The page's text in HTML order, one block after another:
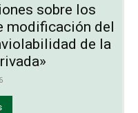
sobre los
modificación del
de la